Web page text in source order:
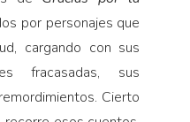
por personajes que
cargando con sus
fracasadas, sus
Cierto